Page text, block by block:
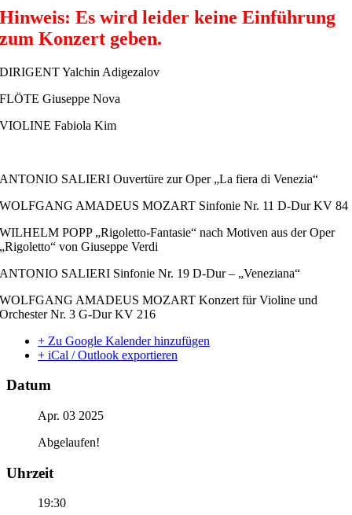
Hinweis: Es wird leider keine Einführung
zum Konzert geben.
DIRIGENT Yalchin Adigezalov
FLÖTE Giuseppe Nova
VIOLINE Fabiola Kim
ANTONIO SALIERI Ouvertüre zur Oper „La fiera di Venezia“
WOLFGANG AMADEUS MOZART Sinfonie Nr. 11 D-Dur KV 84
WILHELM POPP „Rigoletto-Fantasie“ nach Motiven aus der Oper
„Rigoletto“ von Giuseppe Verdi
ANTONIO SALIERI Sinfonie Nr. 19 D-Dur – „Veneziana“
WOLFGANG AMADEUS MOZART Konzert für Violine und
Orchester Nr. 3 G-Dur KV 216
+ Zu Google Kalender hinzufügen
+ iCal / Outlook exportieren
Datum
Apr. 03 2025
Abgelaufen!
Uhrzeit
19:30